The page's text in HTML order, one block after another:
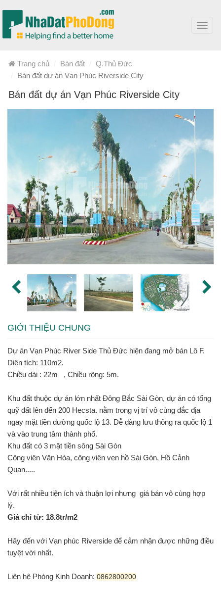
Trang chủ Bán đất
Q.Thủ Đức
Bán đất dự án Vạn Phúc Riverside City
Bán đất dự án Vạn Phúc Riverside City
GIỚI THIỆU CHUNG
Dự án Vạn Phúc River Side Thủ Đức hiện đang mở bán Lô F.
Diện tích: 110m2.
Chiều dài : 22m , Chiều rộng: 5m.
Khu đất thuộc dự án lớn nhất Đông Bắc Sài Gòn, dự án có tổng
quỹ đất lên đến 200 Hecsta. nằm trong vị trí vô cùng đắc địa
ngay mặt tiền đường quốc lộ 13. Dễ dàng lưu thông ra quốc lộ 1
và vào trung tâm thành phố.
Khu đất có 3 mặt tiền sông Sài Gòn
Công viên Văn Hóa, công viên ven hồ Sài Gòn, Hồ Cảnh
Quan.....
Với rất nhiều tiện ích và thuận lợi nhưng giá bán vô cùng hợp
lý.
Giá chỉ từ: 18.8tr/m2
Hãy đến với Vạn phúc Riverside để cảm nhận được những điều
tuyệt vời nhất.
Liên hệ Phòng Kinh Doanh: 0862800200